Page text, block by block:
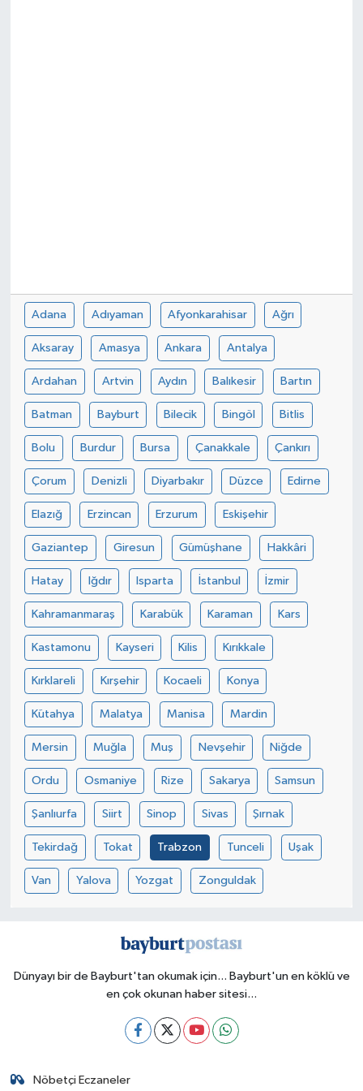
Adana Adıyaman Afyonkarahisar Ağrı
Aksaray Amasya Ankara Antalya
Ardahan Artvin Aydın Balıkesir Bartın
Batman Bayburt Bilecik Bingöl Bitlis
Bolu Burdur Bursa Çanakkale Çankırı
Çorum Denizli Diyarbakır Düzce Edirne
Elazığ Erzincan Erzurum Eskişehir
Gaziantep Giresun Gümüşhane Hakkâri
Hatay Iğdır Isparta İstanbul İzmir
Kahramanmaraş Karabük Karaman Kars
Kastamonu Kayseri Kilis Kırıkkale
Kırklareli Kırşehir Kocaeli Konya
Kütahya Malatya Manisa Mardin
Mersin Muğla Muş Nevşehir Niğde
Ordu Osmaniye Rize Sakarya Samsun
Şanlıurfa Siirt Sinop Sivas Şırnak
Tekirdağ Tokat Trabzon Tunceli Uşak
Van Yalova Yozgat Zonguldak
Dünyayı bir de Bayburt'tan okumak için... Bayburt'un en köklü ve
en çok okunan haber sitesi...
Nöbetçi Eczaneler